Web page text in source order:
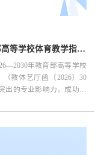
我院范尧教授入选2026—2030年教育部高等学校体育教学指导委员会
年教育部高等学校
教体艺厅函〔2026〕30
出的专业影响力，成功入
员会是教育部聘请并领
织。本届体育、健康、美